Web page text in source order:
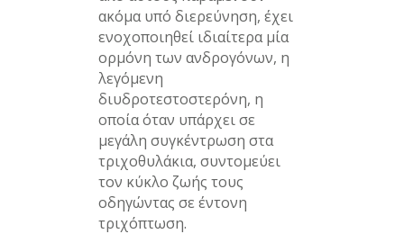
ακόμα υπό διερεύνηση, έχει
ενοχοποιηθεί ιδιαίτερα μία
ορμόνη των ανδρογόνων, η
λεγόμενη
διυδροτεστοστερόνη, η
οποία όταν υπάρχει σε
μεγάλη συγκέντρωση στα
τριχοθυλάκια, συντομεύει
τον κύκλο ζωής τους
οδηγώντας σε έντονη
τριχόπτωση.